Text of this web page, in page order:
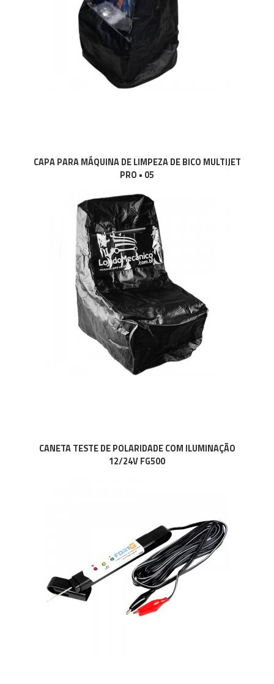
CAPA PARA MÁQUINA DE LIMPEZA DE BICO MULTIJET
PRO • 05
CANETA TESTE DE POLARIDADE COM ILUMINAÇÃO
12/24V FG500